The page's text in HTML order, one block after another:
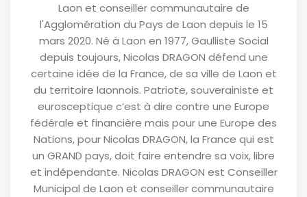
Laon et conseiller communautaire de
l'Agglomération du Pays de Laon depuis le 15
mars 2020. Né à Laon en 1977, Gaulliste Social
depuis toujours, Nicolas DRAGON défend une
certaine idée de la France, de sa ville de Laon et
du territoire laonnois. Patriote, souverainiste et
eurosceptique c’est à dire contre une Europe
fédérale et financière mais pour une Europe des
Nations, pour Nicolas DRAGON, la France qui est
un GRAND pays, doit faire entendre sa voix, libre
et indépendante. Nicolas DRAGON est Conseiller
Municipal de Laon et conseiller communautaire